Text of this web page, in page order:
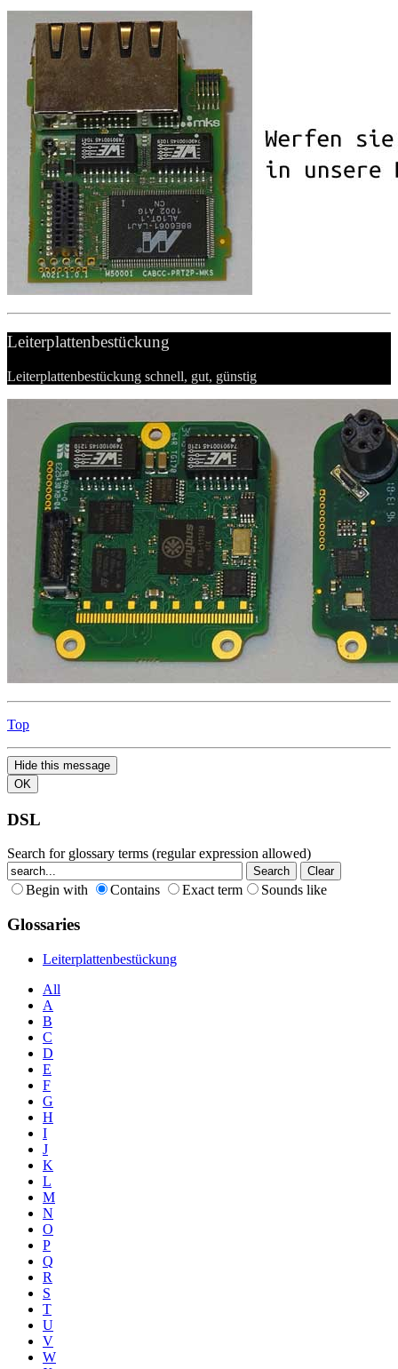
Leiterplattenbestückung
Leiterplattenbestückung schnell, gut, günstig
Top
Hide this message
OK
DSL
Search for glossary terms (regular expression allowed)
Begin with Contains Exact term Sounds like
Glossaries
Leiterplattenbestückung
All
A
B
C
D
E
F
G
H
I
J
K
L
M
N
O
P
Q
R
S
T
U
V
W